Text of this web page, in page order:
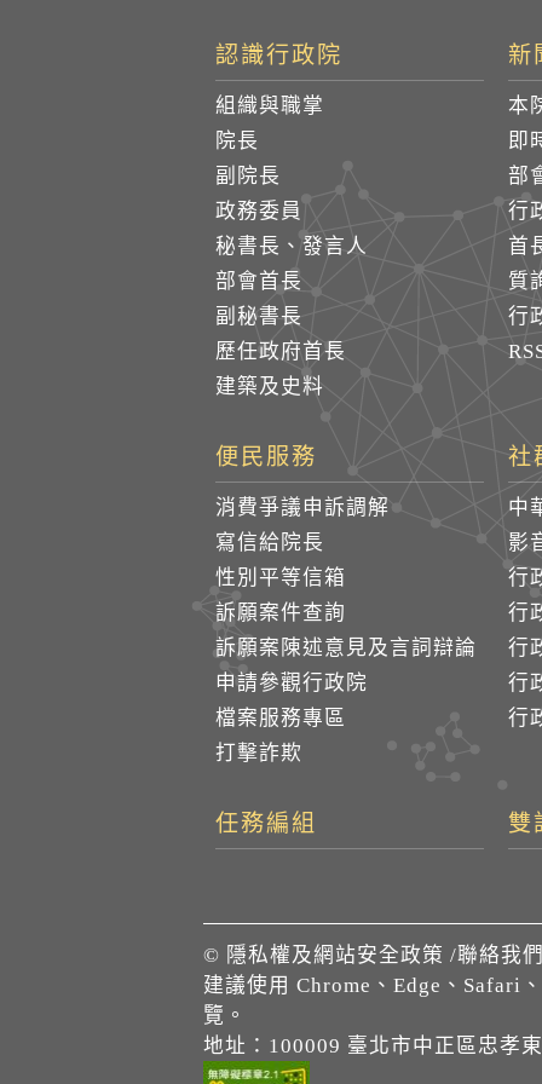
認識行政院
組織與職掌
院長
副院長
政務委員
秘書長、發言人
部會首長
副秘書長
歷任政府首長
建築及史料
新
本
即
部
行
首
質
行
便民服務
消費爭議申訴調解
寫信給院長
性別平等信箱
訴願案件查詢
訴願案陳述意見及言詞辯論
申請參觀行政院
檔案服務專區
打擊詐欺
社
中
影
行
行
行
行
行
任務編組 雙
© 隱私權及網站安全政策 /聯絡我們
建議使用 Chrome、Edge、Safari
覽。
地址：100009 臺北市中正區忠孝